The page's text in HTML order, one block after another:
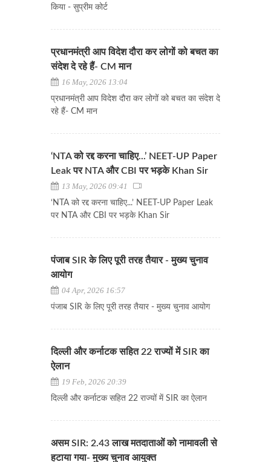
किया - सुप्रीम कोर्ट
प्रधानमंत्री आप विदेश दौरा कर लोगों को बचत का
संदेश दे रहे हैं- CM मान
16 May, 2026 13:04
प्रधानमंत्री आप विदेश दौरा कर लोगों को बचत का संदेश दे
रहे हैं- CM मान
‘NTA को रद्द करना चाहिए...’ NEET-UP Paper
Leak पर NTA और CBI पर भड़के Khan Sir
13 May, 2026 09:41
‘NTA को रद्द करना चाहिए...’ NEET-UP Paper Leak
पर NTA और CBI पर भड़के Khan Sir
पंजाब SIR के लिए पूरी तरह तैयार - मुख्य चुनाव
आयोग
04 Apr, 2026 16:57
पंजाब SIR के लिए पूरी तरह तैयार - मुख्य चुनाव आयोग
दिल्ली और कर्नाटक सहित 22 राज्यों में SIR का
ऐलान
19 Feb, 2026 20:39
दिल्ली और कर्नाटक सहित 22 राज्यों में SIR का ऐलान
असम SIR: 2.43 लाख मतदाताओं को नामावली से
हटाया गया- मुख्य चुनाव आयुक्त